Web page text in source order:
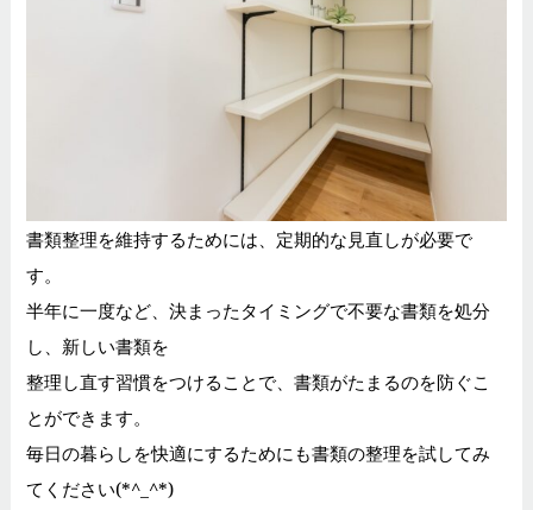
書類整理を維持するためには、定期的な見直しが必要で
す。
半年に一度など、決まったタイミングで不要な書類を処分
し、新しい書類を
整理し直す習慣をつけることで、書類がたまるのを防ぐこ
とができます。
毎日の暮らしを快適にするためにも書類の整理を試してみ
てください(*^_^*)